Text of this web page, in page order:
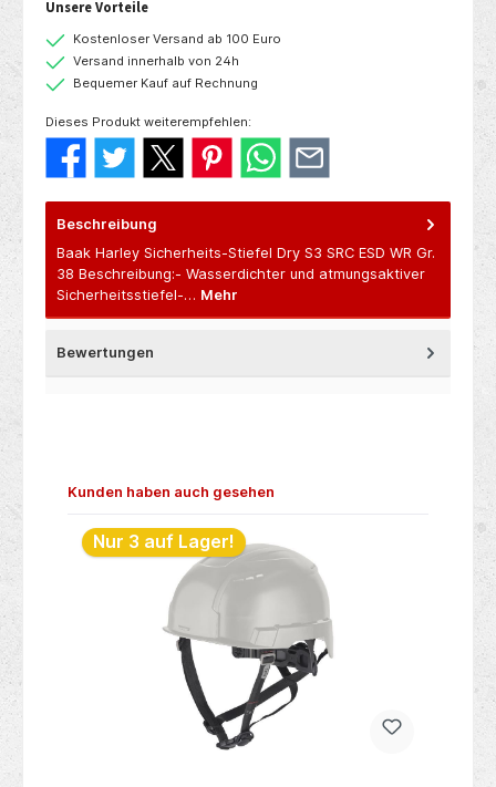
Unsere Vorteile
Kostenloser Versand ab 100 Euro
Versand innerhalb von 24h
Bequemer Kauf auf Rechnung
Dieses Produkt weiterempfehlen:
Beschreibung
Baak Harley Sicherheits-Stiefel Dry S3 SRC ESD WR Gr.
38 Beschreibung:- Wasserdichter und atmungsaktiver
Sicherheitsstiefel-… Mehr
Bewertungen
Produktgalerie überspringen
Kunden haben auch gesehen
Nur 3 auf Lager!